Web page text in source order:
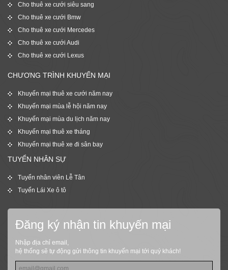
Cho thuê xe cưới siêu sang
Cho thuê xe cưới Bmw
Cho thuê xe cưới Mercedes
Cho thuê xe cưới Audi
Cho thuê xe cưới Lexus
CHƯƠNG TRÌNH KHUYẾN MẠI
Khuyến mại thuê xe cưới năm nay
Khuyến mại mùa lễ hội năm nay
Khuyến mại mùa du lịch năm nay
Khuyến mại thuê xe tháng
Khuyến mại thuê xe đi sân bay
TUYỂN NHÂN SỰ
Tuyển nhân viên Lễ Tân
Tuyển Lái Xe ô tô
Đăng ký nhận tin khuyến mại
Nhập địa chỉ email,
hệ thống sẽ tự động gửi thông tin khuyến mại tới quý khách!